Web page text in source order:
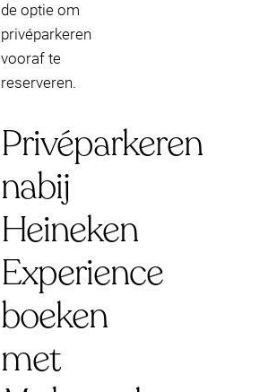
de optie om
privéparkeren
vooraf te
reserveren.
Privéparkeren
nabij
Heineken
Experience
boeken
met